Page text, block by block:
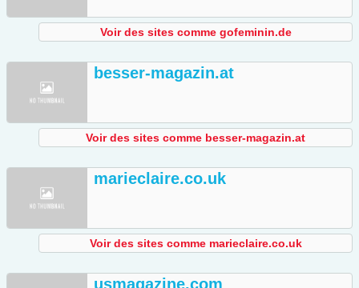
Voir des sites comme gofeminin.de
besser-magazin.at
Voir des sites comme besser-magazin.at
marieclaire.co.uk
Voir des sites comme marieclaire.co.uk
usmagazine.com